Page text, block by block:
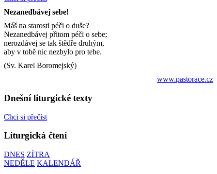
Nezanedbávej sebe!
Máš na starosti péči o duše?
Nezanedbávej přitom péči o sebe;
nerozdávej se tak štědře druhým,
aby v tobě nic nezbylo pro tebe.
(Sv. Karel Boromejský)
www.pastorace.cz
Dnešní liturgické texty
Chci si přečíst
Liturgická čtení
DNES ZÍTRA
NEDĚLE KALENDÁŘ